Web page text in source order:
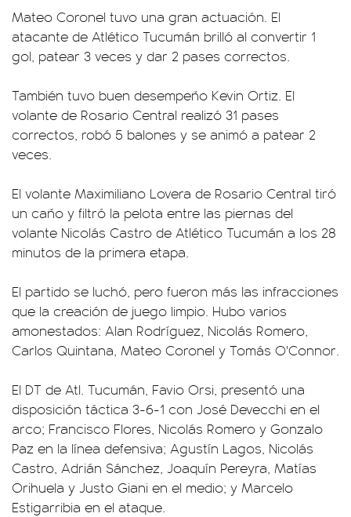
Mateo Coronel tuvo una gran actuación. El
atacante de Atlético Tucumán brilló al convertir 1
gol, patear 3 veces y dar 2 pases correctos.
También tuvo buen desempeño Kevin Ortiz. El
volante de Rosario Central realizó 31 pases
correctos, robó 5 balones y se animó a patear 2
veces.
El volante Maximiliano Lovera de Rosario Central tiró
un caño y filtró la pelota entre las piernas del
volante Nicolás Castro de Atlético Tucumán a los 28
minutos de la primera etapa.
El partido se luchó, pero fueron más las infracciones
que la creación de juego limpio. Hubo varios
amonestados: Alan Rodríguez, Nicolás Romero,
Carlos Quintana, Mateo Coronel y Tomás O'Connor.
El DT de Atl. Tucumán, Favio Orsi, presentó una
disposición táctica 3-6-1 con José Devecchi en el
arco; Francisco Flores, Nicolás Romero y Gonzalo
Paz en la línea defensiva; Agustín Lagos, Nicolás
Castro, Adrián Sánchez, Joaquín Pereyra, Matías
Orihuela y Justo Giani en el medio; y Marcelo
Estigarribia en el ataque.